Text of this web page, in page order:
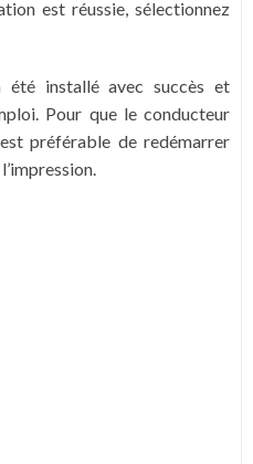
est réussie, sélectionnez
été installé avec succès et
Pour que le conducteur
préférable de redémarrer